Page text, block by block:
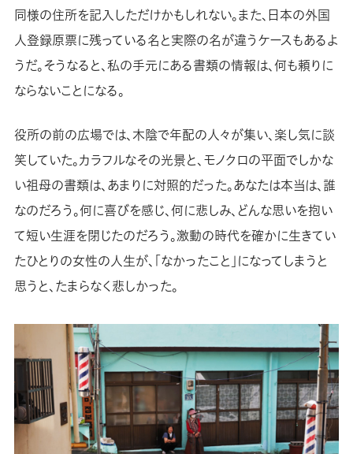
同様の住所を記入しただけかもしれない。また、日本の外国
人登録原票に残っている名と実際の名が違うケースもあるよ
うだ。そうなると、私の手元にある書類の情報は、何も頼りに
ならないことになる。
役所の前の広場では、木陰で年配の人々が集い、楽し気に談
笑していた。カラフルなその光景と、モノクロの平面でしかな
い祖母の書類は、あまりに対照的だった。あなたは本当は、誰
なのだろう。何に喜びを感じ、何に悲しみ、どんな思いを抱い
て短い生涯を閉じたのだろう。激動の時代を確かに生きてい
たひとりの女性の人生が、「なかったこと」になってしまうと
思うと、たまらなく悲しかった。